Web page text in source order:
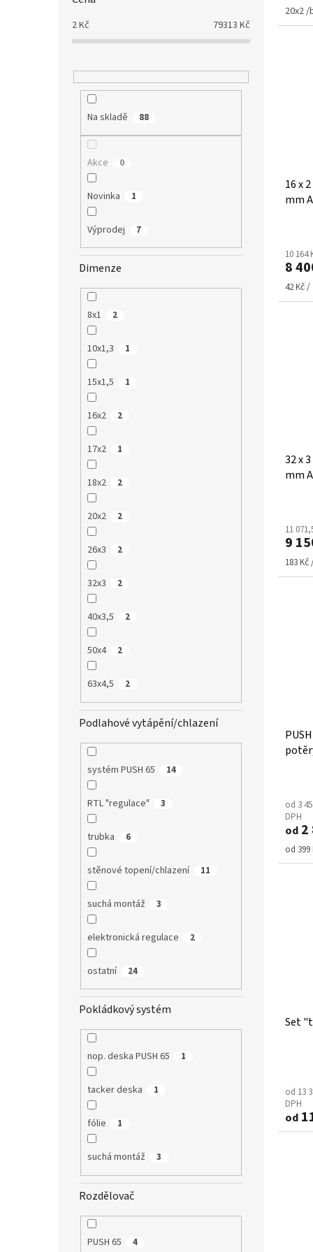
2Kč 79313 Kč
Na skladě 88
Akce 0
Novinka 1
Výprodej 7
Dimenze
8x1 2
10x1,3 1
15x1,5 1
16x2 2
17x2 1
18x2 2
20x2 2
26x3 2
32x3 2
40x3,5 2
50x4 2
63x4,5 2
Podlahové vytápění/chlazení
systém PUSH 65 14
RTL "regulace" 3
trubka 6
stěnové topení/chlazení 11
suchá montáž 3
elektronická regulace 2
ostatní 24
Pokládkový systém
nop. deska PUSH 65 1
tacker deska 1
fólie 1
suchá montáž 3
Rozdělovač
PUSH 65 4
20x2
16 x
mm
10 164
8
Měrná
cena:
42 Kč /
32 x
mm
11
9
Měrná
cena:
183 Kč
od 3
DPH
od 2
Měrná
cena:
od
Set
od 13
DPH
od